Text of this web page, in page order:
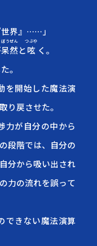
界』……」
呆
ぼう
然
ぜん
と呟
つぶや
く 。
。
を開始した魔法演
り戻させた。
が自分の中から
段階では、自分の
分から吸い出され
力の流れを誤って
できない魔法演算